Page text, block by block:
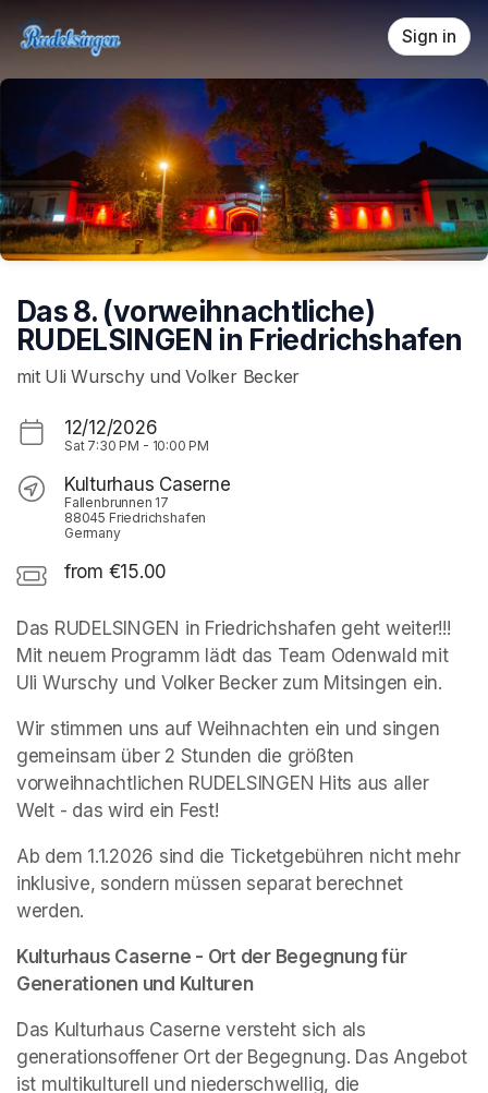
Skip header
Sign in
Das 8. (vorweihnachtliche)
RUDELSINGEN in Friedrichshafen
mit Uli Wurschy und Volker Becker
12/12/2026
Sat 7:30 PM - 10:00 PM
Kulturhaus Caserne
Fallenbrunnen 17
88045 Friedrichshafen
Germany
from €15.00
Das RUDELSINGEN in Friedrichshafen geht weiter!!!
Mit neuem Programm lädt das Team Odenwald mit
Uli Wurschy und Volker Becker zum Mitsingen ein.
Wir stimmen uns auf Weihnachten ein und singen
gemeinsam über 2 Stunden die größten
vorweihnachtlichen RUDELSINGEN Hits aus aller
Welt - das wird ein Fest!
Ab dem 1.1.2026 sind die Ticketgebühren nicht mehr
inklusive, sondern müssen separat berechnet
werden.
Kulturhaus Caserne - Ort der Begegnung für
Generationen und Kulturen
Das Kulturhaus Caserne versteht sich als
generationsoffener Ort der Begegnung. Das Angebot
ist multikulturell und niederschwellig, die